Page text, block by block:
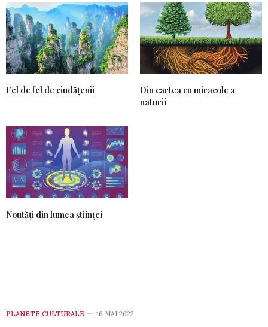
Fel de fel de ciudățenii
Din cartea cu miracole a
naturii
Noutăți din lumea științei
PLANETE CULTURALE 16 MAI 2022